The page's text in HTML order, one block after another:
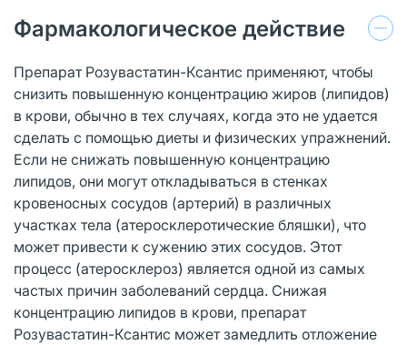
Фармакологическое действие
Препарат Розувастатин-Ксантис применяют, чтобы
снизить повышенную концентрацию жиров (липидов)
в крови, обычно в тех случаях, когда это не удается
сделать с помощью диеты и физических упражнений.
Если не снижать повышенную концентрацию
липидов, они могут откладываться в стенках
кровеносных сосудов (артерий) в различных
участках тела (атеросклеротические бляшки), что
может привести к сужению этих сосудов. Этот
процесс (атеросклероз) является одной из самых
частых причин заболеваний сердца. Снижая
концентрацию липидов в крови, препарат
Розувастатин-Ксантис может замедлить отложение